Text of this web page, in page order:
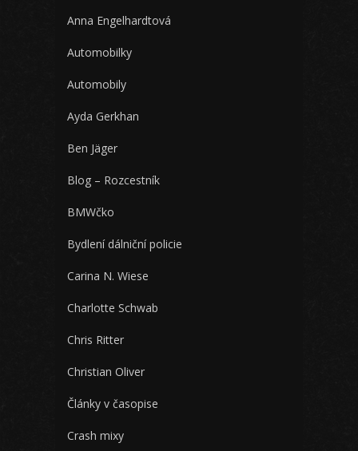
Anna Engelhardtová
Automobilky
Automobily
Ayda Gerkhan
Ben Jäger
Blog – Rozcestník
BMWčko
Bydlení dálniční policie
Carina N. Wiese
Charlotte Schwab
Chris Ritter
Christian Oliver
Články v časopise
Crash mixy